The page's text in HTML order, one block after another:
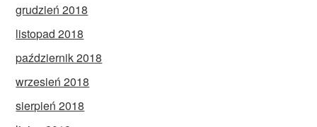
grudzień 2018
listopad 2018
październik 2018
wrzesień 2018
sierpień 2018